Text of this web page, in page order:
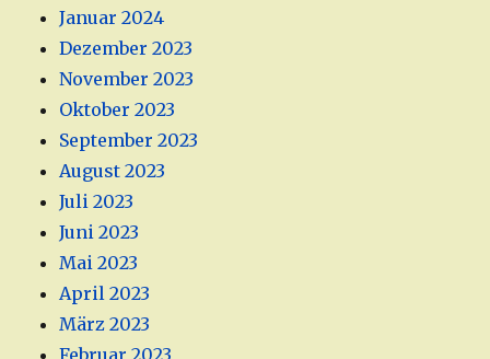
Januar 2024
Dezember 2023
November 2023
Oktober 2023
September 2023
August 2023
Juli 2023
Juni 2023
Mai 2023
April 2023
März 2023